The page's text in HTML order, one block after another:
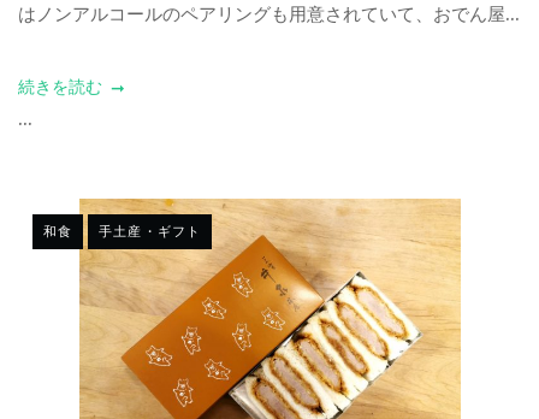
はノンアルコールのペアリングも用意されていて、おでん屋...
続きを読む
...
和食 手土産・ギフト